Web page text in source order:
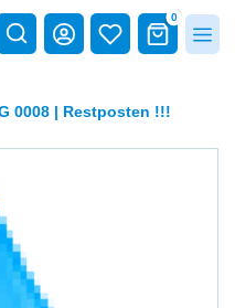
0
0008 | Restposten !!!